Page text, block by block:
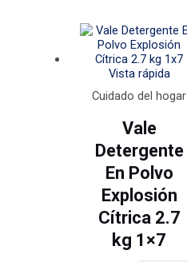
Vista rápida
Cuidado del hogar
Vale
Detergente
En Polvo
Explosión
Cítrica 2.7
kg 1×7